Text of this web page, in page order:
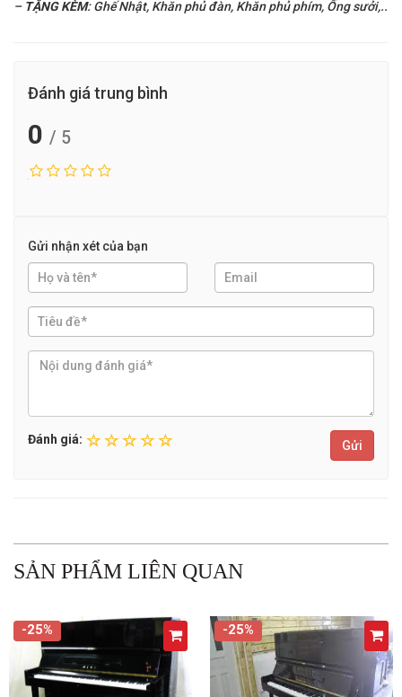
– TẶNG KÈM: Ghế Nhật, Khăn phủ đàn, Khăn phủ phím, Ống sưởi,..
Đánh giá trung bình
0 / 5
Gửi nhận xét của bạn
Đánh giá: Gửi
SẢN PHẨM LIÊN QUAN
-25% -25%